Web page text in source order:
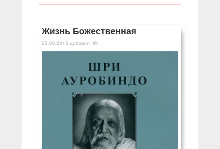
Жизнь Божественная
25.09.2015 добавил Irik